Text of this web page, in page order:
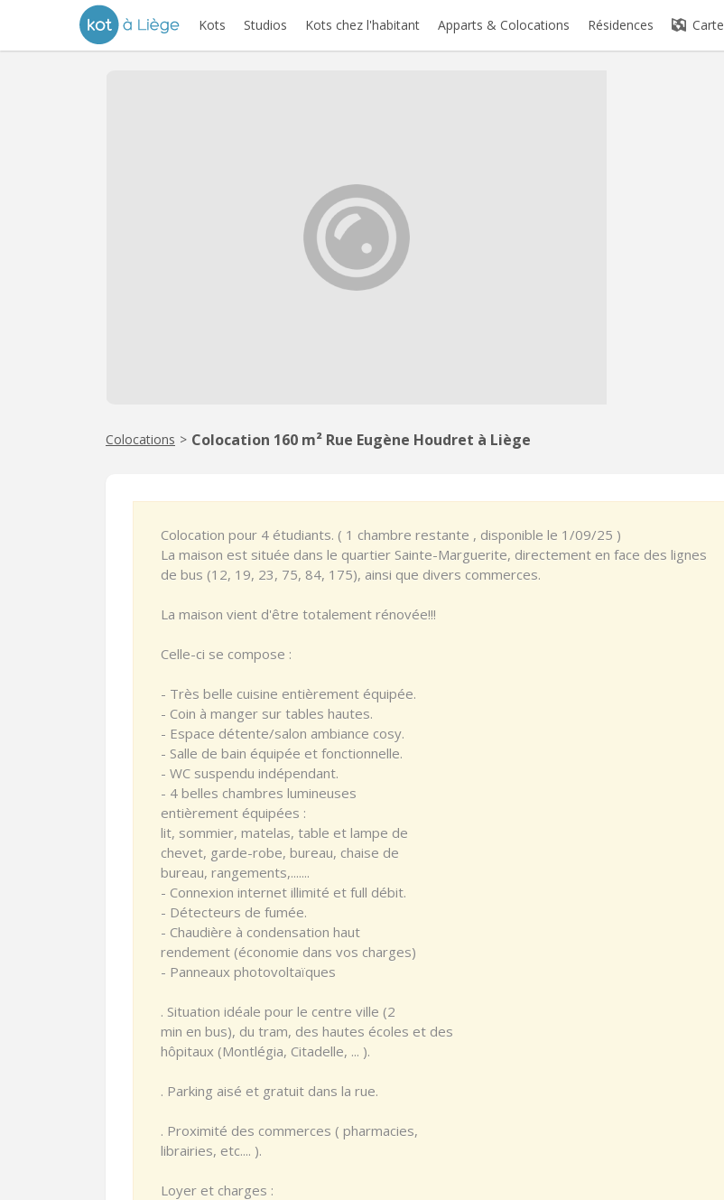
Kots Studios Kots chez l'habitant Apparts & Colocations Résidences Carte
Colocations > Colocation 160 m² Rue Eugène Houdret à Liège
Colocation pour 4 étudiants. ( 1 chambre restante , disponible le 1/09/25 )
La maison est située dans le quartier Sainte-Marguerite, directement en face des lignes
de bus (12, 19, 23, 75, 84, 175), ainsi que divers commerces.
La maison vient d'être totalement rénovée!!!
Celle-ci se compose :
- Très belle cuisine entièrement équipée.
- Coin à manger sur tables hautes.
- Espace détente/salon ambiance cosy.
- Salle de bain équipée et fonctionnelle.
- WC suspendu indépendant.
- 4 belles chambres lumineuses
entièrement équipées :
lit, sommier, matelas, table et lampe de
chevet, garde-robe, bureau, chaise de
bureau, rangements,.......
- Connexion internet illimité et full débit.
- Détecteurs de fumée.
- Chaudière à condensation haut
rendement (économie dans vos charges)
- Panneaux photovoltaïques
. Situation idéale pour le centre ville (2
min en bus), du tram, des hautes écoles et des
hôpitaux (Montlégia, Citadelle, ... ).
. Parking aisé et gratuit dans la rue.
. Proximité des commerces ( pharmacies,
librairies, etc.... ).
Loyer et charges :